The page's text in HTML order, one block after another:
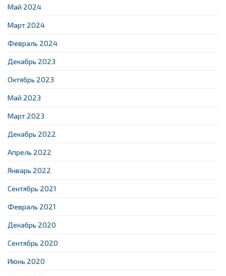
Май 2024
Март 2024
Февраль 2024
Декабрь 2023
Октябрь 2023
Май 2023
Март 2023
Декабрь 2022
Апрель 2022
Январь 2022
Сентябрь 2021
Февраль 2021
Декабрь 2020
Сентябрь 2020
Июнь 2020